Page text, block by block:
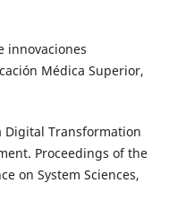
innovaciones
Médica Superior,
Digital Transformation
Proceedings of the
on System Sciences,